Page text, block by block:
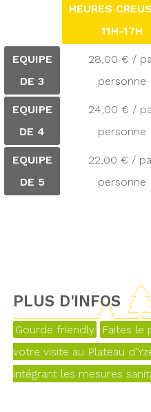
HEURES
11H-17H
EQUIPE
DE 3
28,00 € /
personne
EQUIPE
DE 4
24,00 € /
personne
EQUIPE
DE 5
22,00 € /
personne
PLUS D'INFOS
Gourde friendly Faites le
votre visite au Plateau
intégrant les mesures